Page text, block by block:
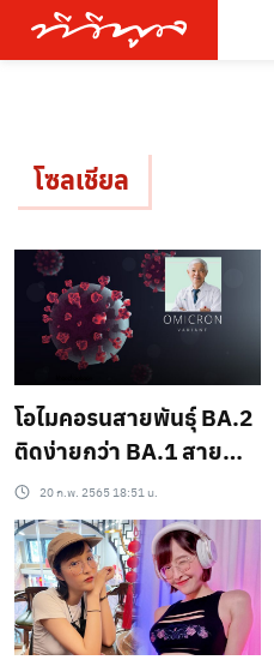
โซลเชียล
โอไมคอรนสายพันธุ์ BA.2
ติดง่ายกว่า BA.1 สาย
พันธุ์เดิม
20 ก.พ. 2565 18:51 น.